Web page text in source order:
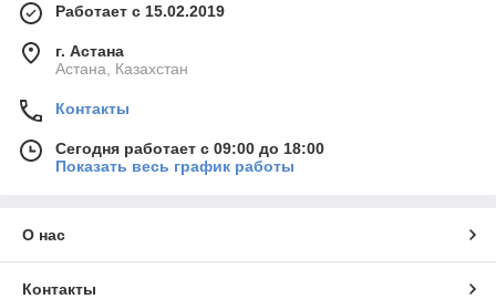
Работает с 15.02.2019
г. Астана
Астана, Казахстан
Контакты
Сегодня работает с 09:00 до 18:00
Показать весь график работы
О нас
Контакты